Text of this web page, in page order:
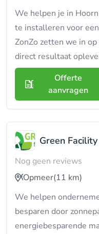
We helpen je in
te installeren voor
ZonZo zetten we in
direct resultaat
Offerte
aanvragen
Green Facility
Nog geen reviews
Opmeer(11 km)
We helpen
besparen door
energiebesparende